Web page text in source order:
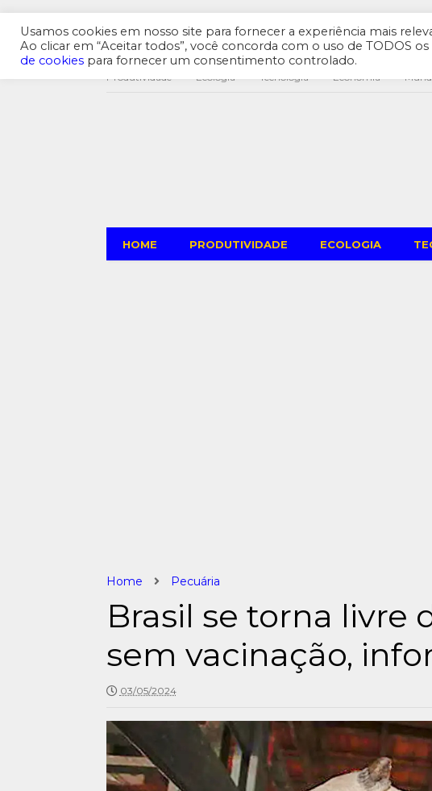
Produtividade Ecologia Tecnologia Economia
HOME PRODUTIVIDADE ECOLOGIA
Home Pecuária
Brasil se torna livre
sem vacinação,
03/05/2024
Usamos cookies em nosso site para fornecer a experiência mais
Ao clicar em “Aceitar todos”, você concorda com o uso de TODOS
de cookies para fornecer um consentimento controlado.